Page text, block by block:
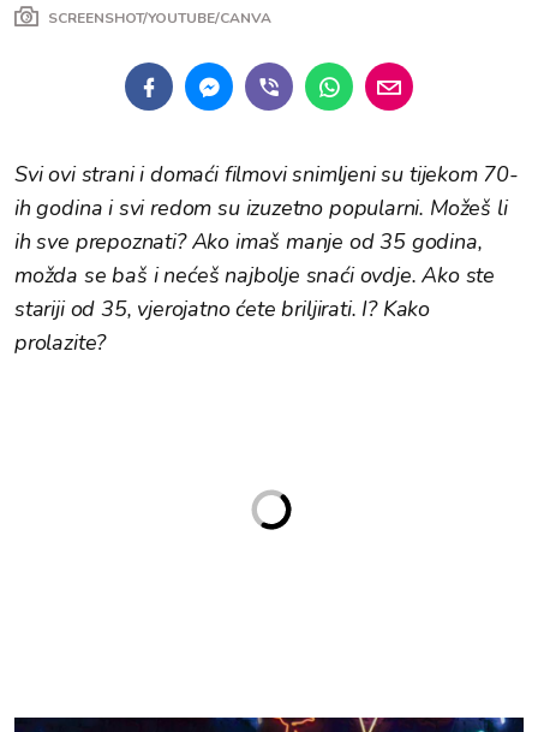
SCREENSHOT/YOUTUBE/CANVA
Svi ovi strani i domaći filmovi snimljeni su tijekom 70-
ih godina i svi redom su izuzetno popularni. Možeš li
ih sve prepoznati? Ako imaš manje od 35 godina,
možda se baš i nećeš najbolje snaći ovdje. Ako ste
stariji od 35, vjerojatno ćete briljirati. I? Kako
prolazite?